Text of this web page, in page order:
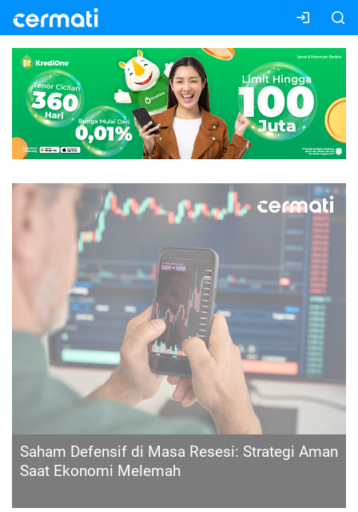
Saham Global yang Bisa Dibeli Investor
Indonesia: Panduan Lengkap untuk